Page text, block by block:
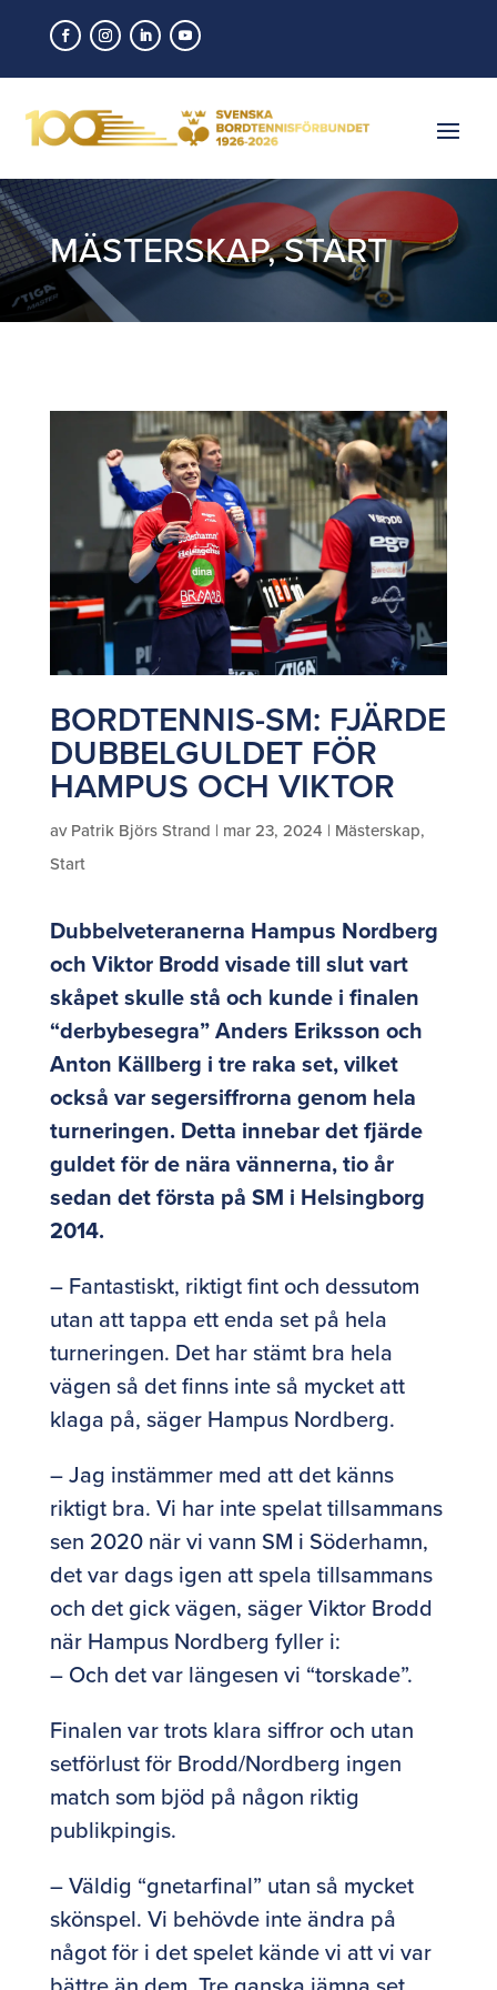
MÄSTERSKAP,START
BORDTENNIS-SM: FJÄRDE
DUBBELGULDET FÖR
HAMPUS OCH VIKTOR
avPatrik Björs Strand | mar 23, 2024 | Mästerskap,
Start
Dubbelveteranerna Hampus Nordberg
och Viktor Brodd visade till slut vart
skåpet skulle stå och kunde i finalen
“derbybesegra” Anders Eriksson och
Anton Källberg i tre raka set, vilket
också var segersiffrorna genom hela
turneringen. Detta innebar det fjärde
guldet för de nära vännerna, tio år
sedan det första på SM i Helsingborg
2014.
– Fantastiskt, riktigt fint och dessutom
utan att tappa ett enda set på hela
turneringen. Det har stämt bra hela
vägen så det finns inte så mycket att
klaga på, säger Hampus Nordberg.
– Jag instämmer med att det känns
riktigt bra. Vi har inte spelat tillsammans
sen 2020 när vi vann SM i Söderhamn,
det var dags igen att spela tillsammans
och det gick vägen, säger Viktor Brodd
när Hampus Nordberg fyller i:
– Och det var längesen vi “torskade”.
Finalen var trots klara siffror och utan
setförlust för Brodd/Nordberg ingen
match som bjöd på någon riktig
publikpingis.
– Väldig “gnetarfinal” utan så mycket
skönspel. Vi behövde inte ändra på
något för i det spelet kände vi att vi var